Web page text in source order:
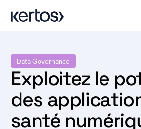
Data Governance
Exploitez le
des
santé